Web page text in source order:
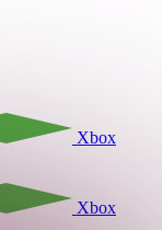
Xbox
Xbox